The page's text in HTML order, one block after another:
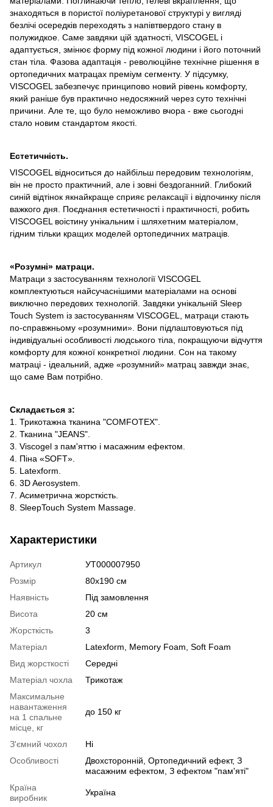
знаходяться в пористої поліуретанової структурі у вигляді
безлічі осередків переходять з напівтвердого стану в
полужидкое. Саме завдяки цій здатності, VISCOGEL і
адаптується, змінює форму під кожної людини і його поточний
стан тіла. Фазова адаптація - революційне технічне рішення в
ортопедичних матрацах преміум сегменту. У підсумку,
VISCOGEL забезпечує принципово новий рівень комфорту,
який раніше був практично недосяжний через суто технічні
причини. Але те, що було неможливо вчора - вже сьогодні
стало новим стандартом якості.
Естетичність.
VISCOGEL відноситься до найбільш передовим технологіям,
він не просто практичний, але і зовні бездоганний. Глибокий
синій відтінок якнайкраще сприяє релаксації і відпочинку після
важкого дня. Поєднання естетичності і практичності, робить
VISCOGEL воістину унікальним і шляхетним матеріалом,
гідним тільки кращих моделей ортопедичних матраців.
«Розумні» матраци.
Матраци з застосуванням технології VISCOGEL
комплектуються найсучаснішими матеріалами на основі
виключно передових технологій. Завдяки унікальній Sleep
Touch System із застосуванням VISCOGEL, матраци стають
по-справжньому «розумними». Вони підлаштовуються під
індивідуальні особливості людського тіла, покращуючи відчуття
комфорту для кожної конкретної людини. Сон на такому
матраці - ідеальний, адже «розумний» матрац завжди знає,
що саме Вам потрібно.
Складається з:
1. Трикотажна тканина "COMFOTEX".
2. Тканина "JEANS".
3. Viscogel з пам'яттю і масажним ефектом.
4. Піна «SOFT».
5. Latexform.
6. 3D Aerosystem.
7. Асиметрична жорсткість.
8. SleepTouch System Massage.
Характеристики
Артикул
УТ000007950
Розмір
80х190 см
Наявність
Під замовлення
Висота
20 см
Жорсткість
3
Матеріал
Latexform Memory Foam Soft Foam
Вид жорсткості
Середні
Матеріал чохла
Трикотаж
Максимальне
навантаження
на 1 спальне
місце, кг
до 150 кг
З'ємний чохол
Ні
Особливості
Двохсторонній Ортопедичний ефект, З
масажним ефектом З ефектом "пам'яті"
Країна
виробник
Україна